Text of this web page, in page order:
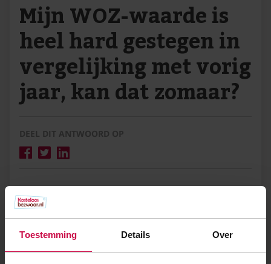
Toestemming Details Over
Mijn WOZ-waarde is
heel hard gestegen in
vergelijking met vorig
jaar, kan dat zomaar?
DEEL DIT ANTWOORD OP
De WOZ-waarde wordt ieder jaar op
zichzelf vastgesteld. Er zit daarom geen
relatie tussen de nieuwe waarde en een